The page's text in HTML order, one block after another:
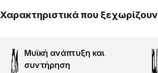
Χαρακτηριστικά που ξεχωρίζουν
Μυϊκή ανάπτυξη και
συντήρηση